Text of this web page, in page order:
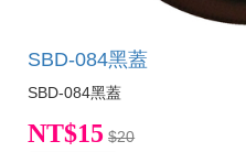
SBD-084黑蓋
SBD-084黑蓋
NT$15 $20